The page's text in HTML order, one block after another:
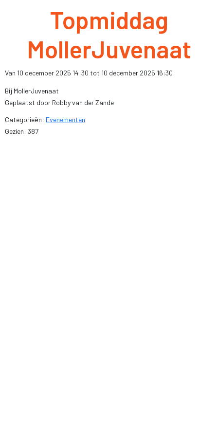
Topmiddag
MollerJuvenaat
Van 10 december 2025 14:30 tot 10 december 2025 16:30
Bij MollerJuvenaat
Geplaatst door Robby van der Zande
Categorieën: Evenementen
Gezien: 387